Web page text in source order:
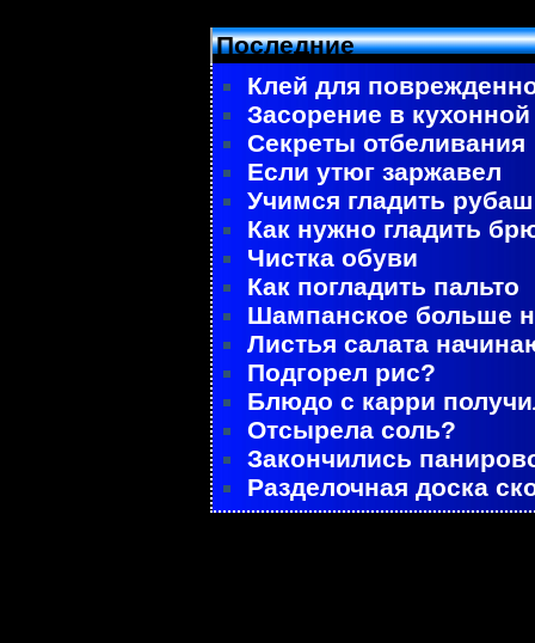
Последние
Клей для
Засорение в
Секреты отбеливания
Если утюг заржавел
Учимся гладить
Как нужно гладить
Чистка обуви
Как погладить пальто
Шампанское больше
Листья салата
Подгорел рис?
Блюдо с карри
Отсырела соль?
Закончились
Разделочная доска